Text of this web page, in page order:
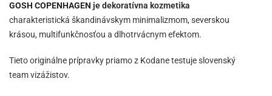
GOSH COPENHAGEN je dekoratívna kozmetika
charakteristická škandinávskym minimalizmom, severskou
krásou, multifunkčnosťou a dlhotrvácnym efektom.
Tieto originálne prípravky priamo z Kodane testuje slovenský
team vizážistov.